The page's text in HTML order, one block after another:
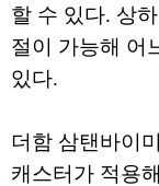
할 수 있다. 상
절이 가능해 어
있다.
더함 삼탠바이
캐스터가 적용